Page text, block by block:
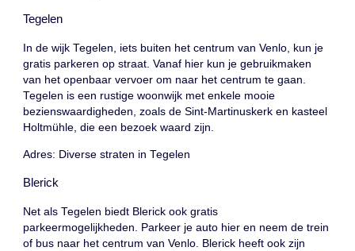
Tegelen
In de wijk Tegelen, iets buiten het centrum van Venlo, kun je
gratis parkeren op straat. Vanaf hier kun je gebruikmaken
van het openbaar vervoer om naar het centrum te gaan.
Tegelen is een rustige woonwijk met enkele mooie
bezienswaardigheden, zoals de Sint-Martinuskerk en kasteel
Holtmühle, die een bezoek waard zijn.
Adres: Diverse straten in Tegelen
Blerick
Net als Tegelen biedt Blerick ook gratis
parkeermogelijkheden. Parkeer je auto hier en neem de trein
of bus naar het centrum van Venlo. Blerick heeft ook zijn